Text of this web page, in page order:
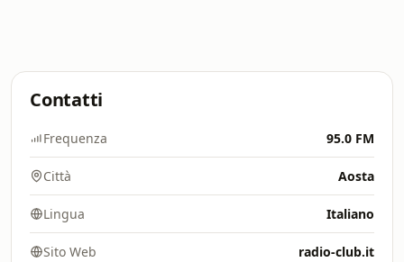
Contatti
Frequenza 95.0 FM
Città Aosta
Lingua Italiano
Sito Web radio-club.it